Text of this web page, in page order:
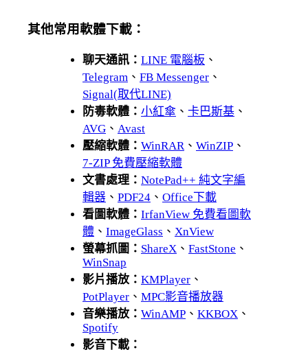
其他常用軟體下載：
聊天通訊： LINE 電腦板 、
Telegram 、 FB Messenger 、
Signal(取代LINE)
防毒軟體： 小紅傘 、 卡巴斯基 、
AVG 、 Avast
壓縮軟體： WinRAR 、 WinZIP 、
7-ZIP 免費壓縮軟體
文書處理： NotePad++ 純文字編
輯器 、 PDF24 、 Office下載
看圖軟體： IrfanView 免費看圖軟
體 、 ImageGlass 、 XnView
螢幕抓圖： ShareX 、 FastStone 、
WinSnap
影片播放： KMPlayer 、
PotPlayer 、 MPC影音播放器
音樂播放： WinAMP 、 KKBOX 、
Spotify
影音下載：